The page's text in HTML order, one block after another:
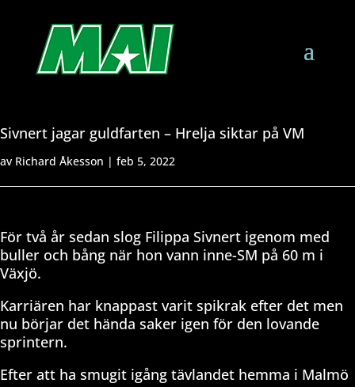
Sivnert jagar guldfarten – Hrelja siktar på VM
av Richard Åkesson | feb 5, 2022
För två år sedan slog Filippa Sivnert igenom med
buller och bång när hon vann inne-SM på 60 m i
Växjö.
Karriären har knappast varit spikrak efter det men
nu börjar det hända saker igen för den lovande
sprintern.
Efter att ha smugit igång tävlandet hemma i Malmö